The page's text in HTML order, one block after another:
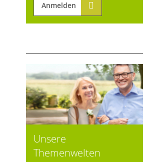
Anmelden
Unsere
Themenwelten